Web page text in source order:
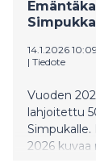
14.1.2026
| Tiedote
Vuoden
lahjoitettu
2026